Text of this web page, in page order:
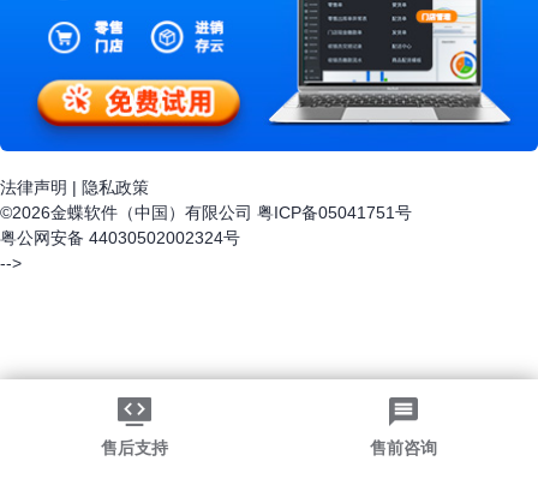
售后支持 售前咨询
法律声明 | 隐私政策
©2026金蝶软件（中国）有限公司 粤ICP备05041751号
粤公网安备 44030502002324号
-->